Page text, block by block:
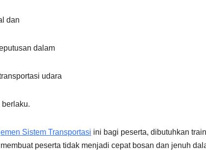
dan
dalam
udara
Sistem Transportasi ini bagi peserta, dibutuhkan
peserta tidak menjadi cepat bosan dan jenuh